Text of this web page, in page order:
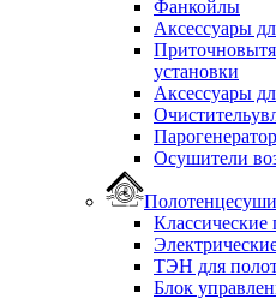
Фанкойлы
Аксессуары
установки
Аксессуары
Осушители
Классические
ТЭН для
Блок